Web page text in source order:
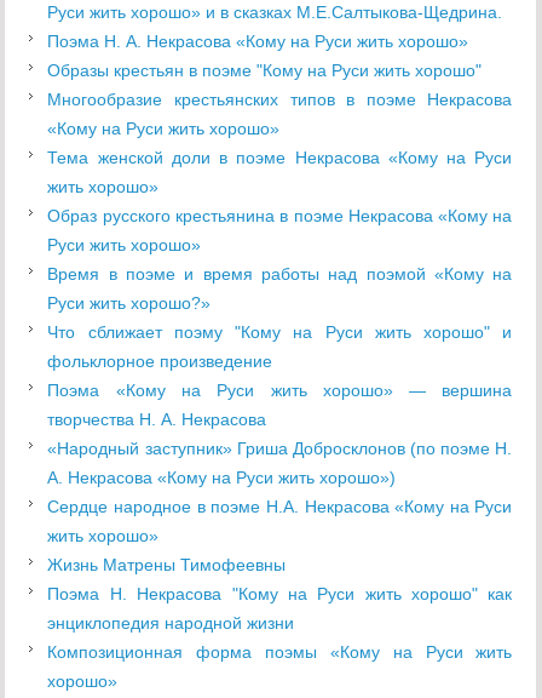
Руси жить хорошо» и в сказках М.Е.Салтыкова-Щедрина.
Поэма Н. А. Некрасова «Кому на Руси жить хорошо»
Образы крестьян в поэме "Кому на Руси жить хорошо"
Многообразие крестьянских типов в поэме Некрасова
«Кому на Руси жить хорошо»
Тема женской доли в поэме Некрасова «Кому на Руси
жить хорошо»
Образ русского крестьянина в поэме Некрасова «Кому на
Руси жить хорошо»
Время в поэме и время работы над поэмой «Кому на
Руси жить хорошо?»
Что сближает поэму "Кому на Руси жить хорошо" и
фольклорное произведение
Поэма «Кому на Руси жить хорошо» — вершина
творчества Н. А. Некрасова
«Народный заступник» Гриша Добросклонов (по поэме Н.
А. Некрасова «Кому на Руси жить хорошо»)
Сердце народное в поэме Н.А. Некрасова «Кому на Руси
жить хорошо»
Жизнь Матрены Тимофеевны
Поэма Н. Некрасова "Кому на Руси жить хорошо" как
энциклопедия народной жизни
Композиционная форма поэмы «Кому на Руси жить
хорошо»